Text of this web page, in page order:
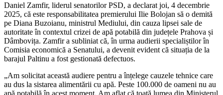
Daniel Zamfir, liderul senatorilor PSD, a declarat joi, 4 decembrie
2025, că este responsabilitatea premierului Ilie Bolojan să o demită
pe Diana Buzoianu, ministrul Mediului, din cauza lipsei sale de
autoritate în contextul crizei de apă potabilă din județele Prahova și
Dâmbovița. Zamfir a subliniat că, în urma audierii specialiștilor în
Comisia economică a Senatului, a devenit evident că situația de la
barajul Paltinu a fost gestionată defectuos.
„Am solicitat această audiere pentru a înțelege cauzele tehnice care
au dus la sistarea alimentării cu apă. Peste 100.000 de oameni nu au
apă potabilă în acest moment. Am aflat că toată lumea din Ministerul